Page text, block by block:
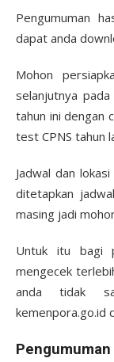
Pengumuman
dapat anda
Mohon
selanjutnya pada
tahun ini dengan
test CPNS tahun
Jadwal dan
ditetapkan
masing jadi
Untuk itu bagi
mengecek
anda tidak
kemenpora.go.id